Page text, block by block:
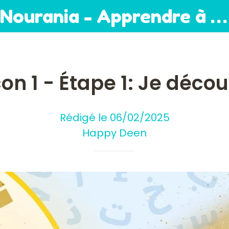
Nourania - Apprendre à lire
1 - Étape 1: Je
Rédigé le 06/02/2025
Happy Deen